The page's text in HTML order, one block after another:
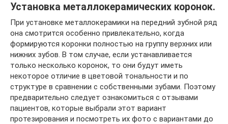
Установка металлокерамических коронок.
При установке металлокерамики на передний зубной ряд
она смотрится особенно привлекательно, когда
формируются коронки полностью на группу верхних или
нижних зубов. В том случае, если устанавливается
только несколько коронок, то они будут иметь
некоторое отличие в цветовой тональности и по
структуре в сравнении с собственными зубами. Поэтому
предварительно следует ознакомиться с отзывами
пациентов, которые выбрали этот вариант
протезирования и посмотреть их фото с вариантами до